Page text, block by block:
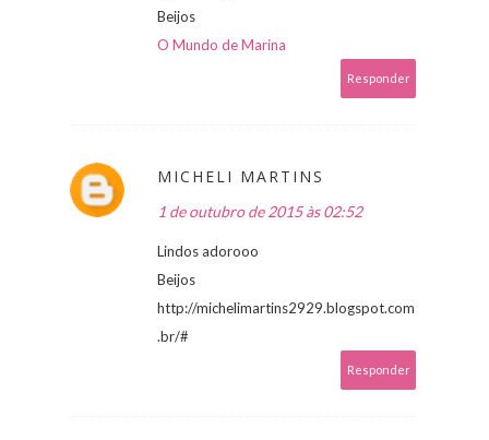
Beijos
O Mundo de Marina
Responder
MICHELI MARTINS
1 de outubro de 2015 às 02:52
Lindos adorooo
Beijos
http://michelimartins2929.blogspot.com
.br/#
Responder